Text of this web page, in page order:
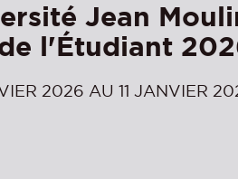
Jean
l'Étudiant
2026 AU 11 JANVIER